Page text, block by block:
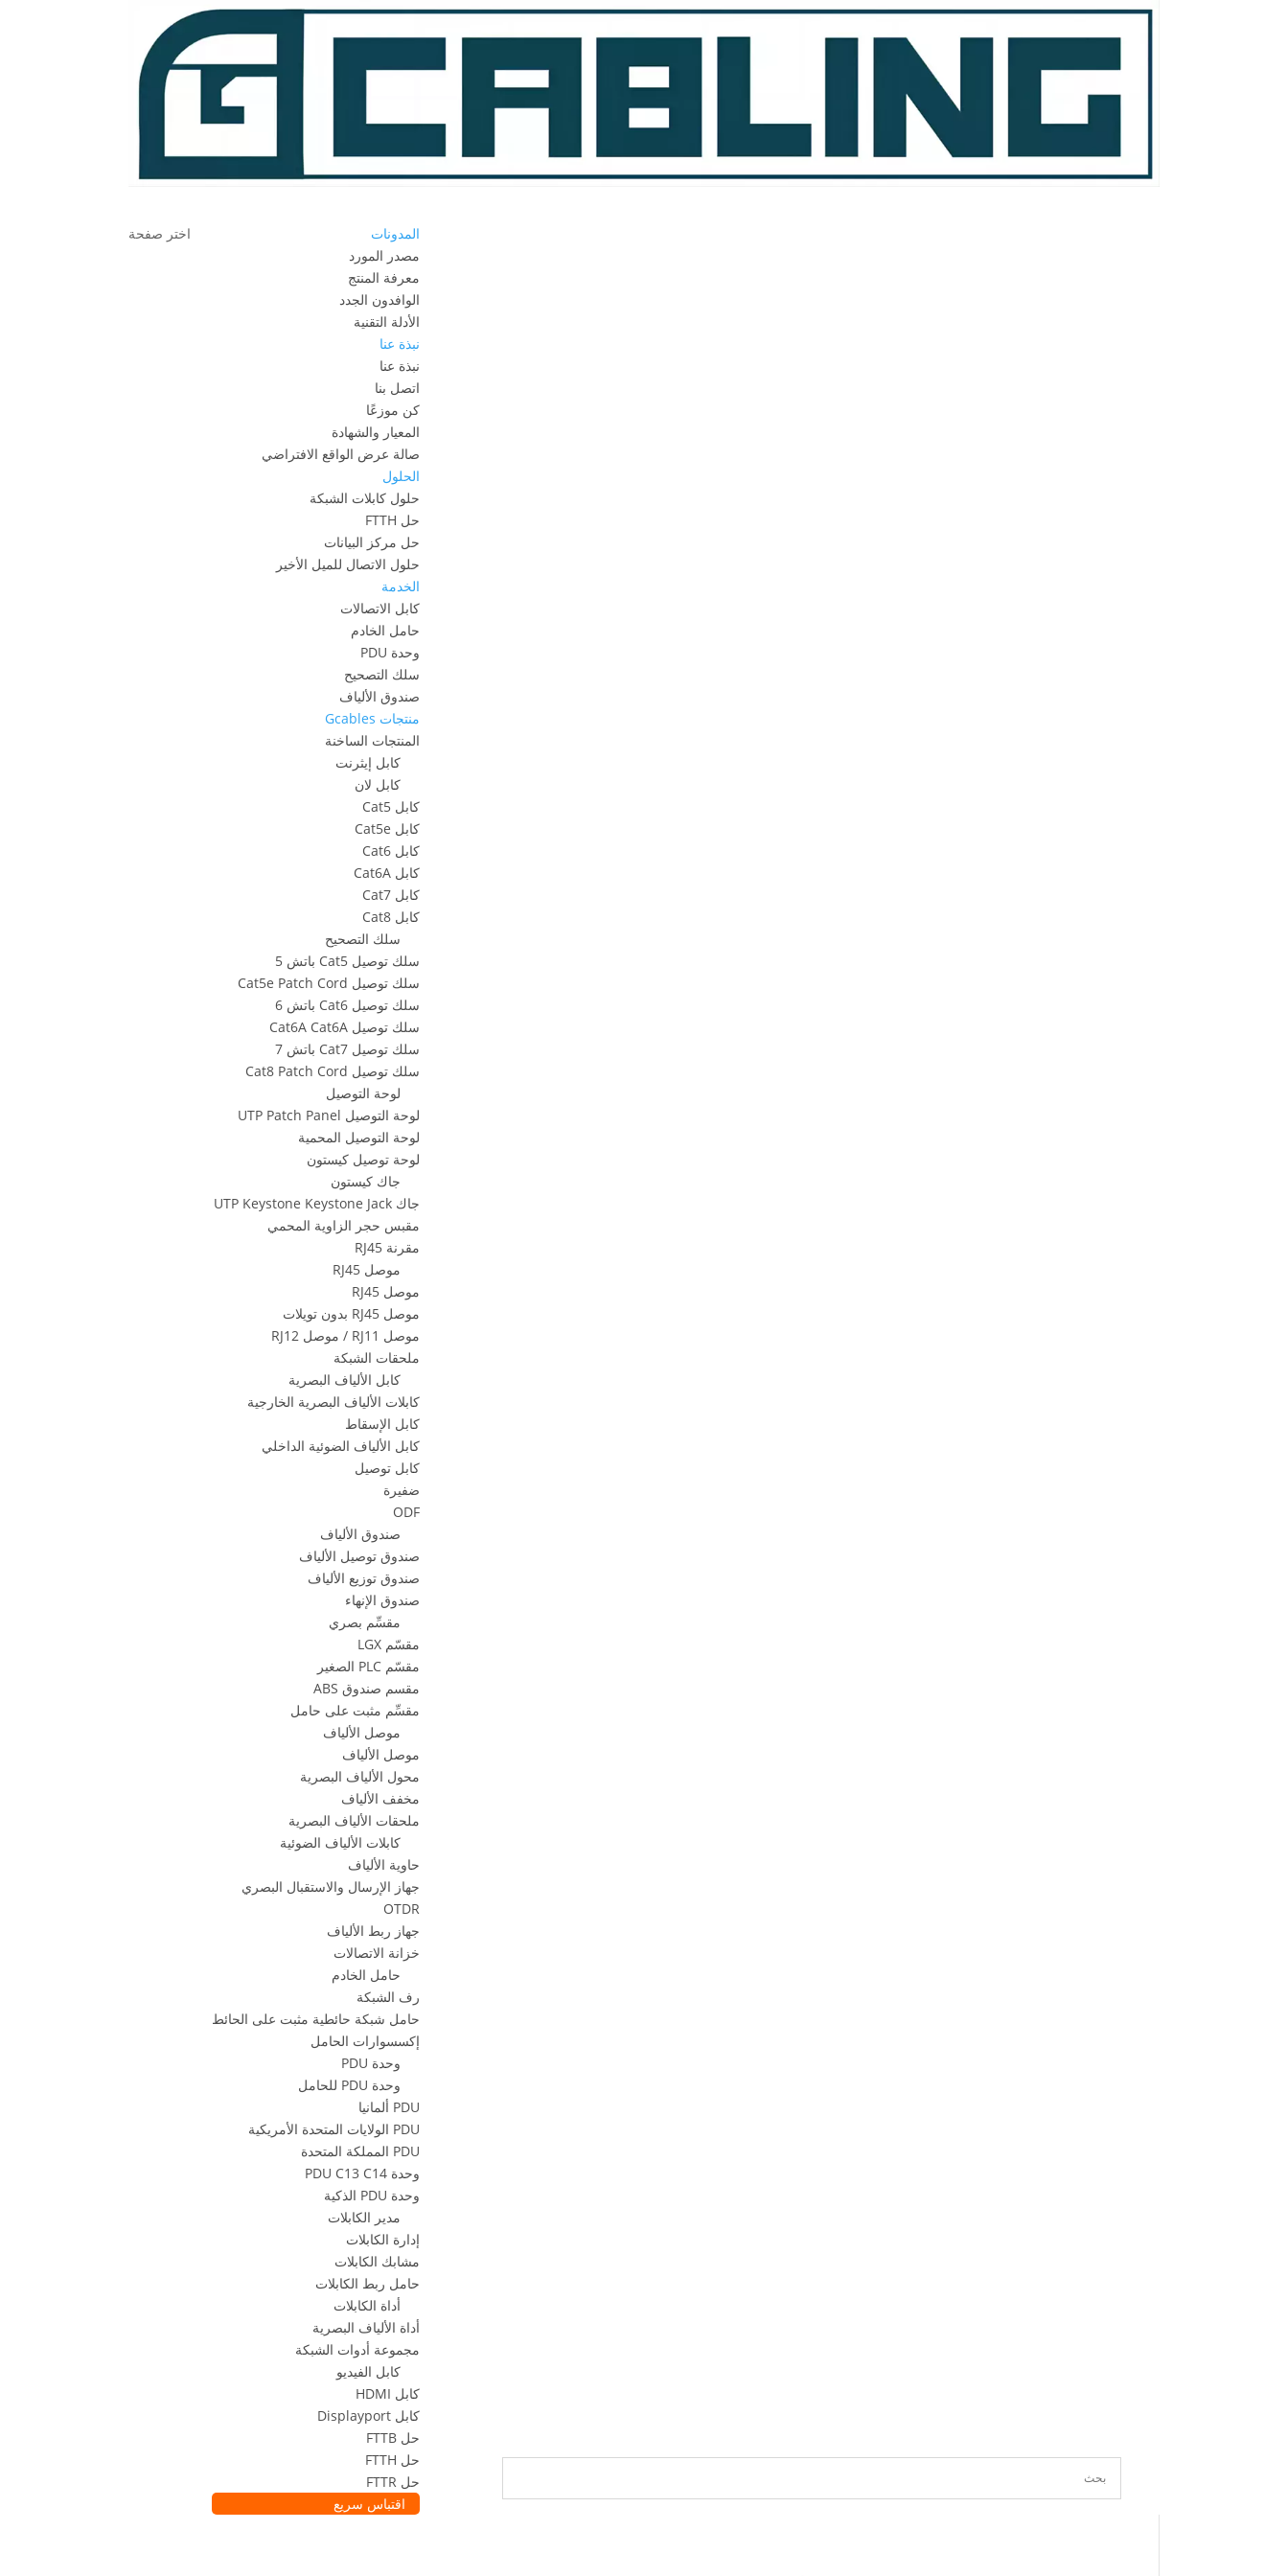
المدونات
مصدر المورد
معرفة المنتج
الوافدون الجدد
الأدلة التقنية
نبذة عنا
نبذة عنا
اتصل بنا
كن موزعًا
المعيار والشهادة
صالة عرض الواقع الافتراضي
الحلول
حلول كابلات الشبكة
حل FTTH
حل مركز البيانات
حلول الاتصال للميل الأخير
الخدمة
كابل الاتصالات
حامل الخادم
وحدة PDU
سلك التصحيح
صندوق الألياف
منتجات Gcables
المنتجات الساخنة
كابل إيثرنت
كابل لان
كابل Cat5
كابل Cat5e
كابل Cat6
كابل Cat6A
كابل Cat7
كابل Cat8
سلك التصحيح
سلك توصيل Cat5 باتش 5
سلك توصيل Cat5e Patch Cord
سلك توصيل Cat6 باتش 6
سلك توصيل Cat6A Cat6A
سلك توصيل Cat7 باتش 7
سلك توصيل Cat8 Patch Cord
لوحة التوصيل
لوحة التوصيل UTP Patch Panel
لوحة التوصيل المحمية
لوحة توصيل كيستون
جاك كيستون
جاك UTP Keystone Keystone Jack
مقبس حجر الزاوية المحمي
مقرنة RJ45
موصل RJ45
موصل RJ45
موصل RJ45 بدون تويلات
موصل RJ11 / موصل RJ12
ملحقات الشبكة
كابل الألياف البصرية
كابلات الألياف البصرية الخارجية
كابل الإسقاط
كابل الألياف الضوئية الداخلي
كابل توصيل
ضفيرة
ODF
صندوق الألياف
صندوق توصيل الألياف
صندوق توزيع الألياف
صندوق الإنهاء
مقسِّم بصري
مقسّم LGX
مقسّم PLC الصغير
مقسم صندوق ABS
مقسِّم مثبت على حامل
موصل الألياف
موصل الألياف
محول الألياف البصرية
مخفف الألياف
ملحقات الألياف البصرية
كابلات الألياف الضوئية
حاوية الألياف
جهاز الإرسال والاستقبال البصري
OTDR
جهاز ربط الألياف
خزانة الاتصالات
حامل الخادم
رف الشبكة
حامل شبكة حائطية مثبت على الحائط
إكسسوارات الحامل
وحدة PDU
وحدة PDU للحامل
PDU ألمانيا
PDU الولايات المتحدة الأمريكية
PDU المملكة المتحدة
وحدة PDU C13 C14
وحدة PDU الذكية
مدير الكابلات
إدارة الكابلات
مشابك الكابلات
حامل ربط الكابلات
أداة الكابلات
أداة الألياف البصرية
مجموعة أدوات الشبكة
كابل الفيديو
كابل HDMI
كابل Displayport
حل FTTB
حل FTTH
حل FTTR
اقتباس سريع
اختر صفحة